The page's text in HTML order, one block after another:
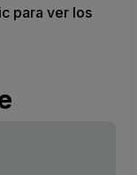
para ver los